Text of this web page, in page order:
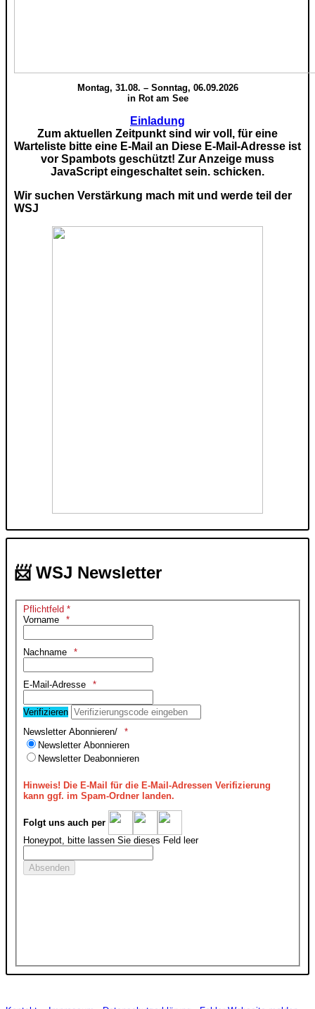
Montag, 31.08. – Sonntag, 06.09.2026
in Rot am See
Einladung
Zum aktuellen Zeitpunkt sind wir voll, für eine
Warteliste bitte eine E-Mail an Diese E-Mail-Adresse ist
vor Spambots geschützt! Zur Anzeige muss
JavaScript eingeschaltet sein. schicken.
Wir suchen Verstärkung mach mit und werde teil der
WSJ
📨 WSJ Newsletter
Pflichtfeld *
Vorname
Nachname
E-Mail-Adresse
Verifizieren
Newsletter Abonnieren/
Newsletter Abonnieren
Newsletter Deabonnieren
Hinweis! Die E-Mail für die E-Mail-Adressen Verifizierung
kann ggf. im Spam-Ordner landen.
Folgt uns auch per
Honeypot, bitte lassen Sie dieses Feld leer